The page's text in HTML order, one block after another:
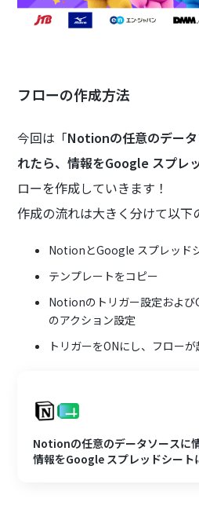
フローの作成方法
今回は「Notionの任意のデー
れたら、情報をGoogle スプレ
ローを作成していきます！
作成の流れは大きく分けて以下
‍NotionとGoogle スプレッド
テンプレートをコピー
Notionのトリガー設定およ
のアクション設定
トリガーをONにし、フロー
Notionの任意のデータソースに
情報をGoogle スプレッドシート